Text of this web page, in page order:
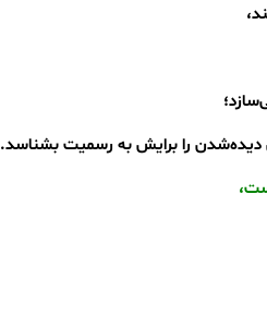
دیده‌شدن را برایش به رسمیت بشناسد.